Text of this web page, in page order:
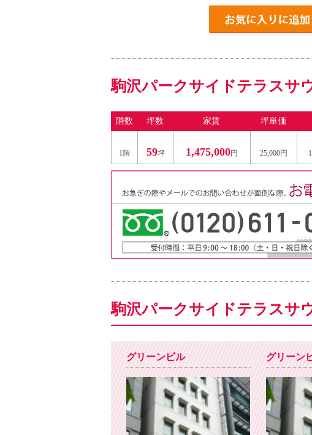
駒沢パークサイドテラスサ
階数 坪数 家賃 坪単価
1階 59坪 1,475,000円 25,000円
駒沢パークサイドテラスサ
グリーンビル グリーン